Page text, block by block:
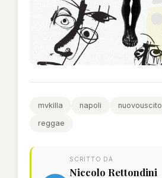
mvkilla napoli nuovouscito
reggae
SCRITTO DA
Niccolo Rettondini